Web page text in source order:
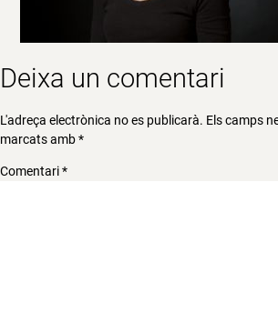
Deixa un comentari
L'adreça electrònica no es publicarà. Els camps
marcats amb*
Comentari*